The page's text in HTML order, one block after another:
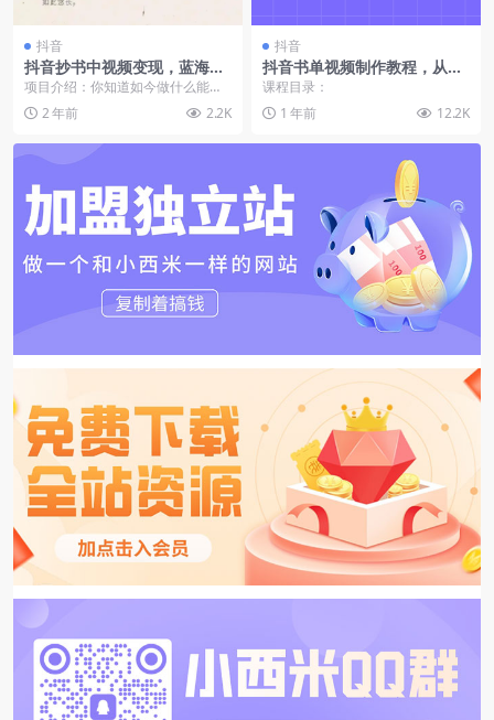
抖音
抖音抄书中视频变现，蓝海新
玩法
项目介绍：你知道如今做什么能赚
钱吗?有个看似平凡的小项目——抖
音抄书，竟养活众多...
2 年前 2.2K
抖音
抖音书单视频制作教程，从PS
到剪映、PR，掌握热门原理助
你账号快速起飞
课程目录：
1 年前
12.2K